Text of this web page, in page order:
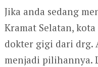
Jika anda sedang
Kramat Selatan,
dokter gigi dari drg.
menjadi pilihannya.